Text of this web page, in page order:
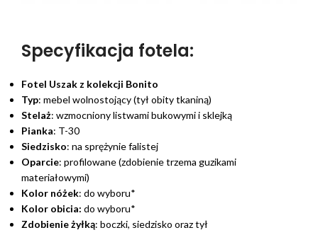
Specyfikacja fotela:
Fotel Uszak z kolekcji Bonito
Typ: mebel wolnostojący (tył obity tkaniną)
Stelaż: wzmocniony listwami bukowymi i sklejką
Pianka: T-30
Siedzisko: na sprężynie falistej
Oparcie: profilowane (zdobienie trzema guzikami
materiałowymi)
Kolor nóżek: do wyboru*
Kolor obicia: do wyboru*
Zdobienie żyłką: boczki, siedzisko oraz tył